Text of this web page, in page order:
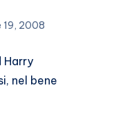
2008
Harry
nel bene